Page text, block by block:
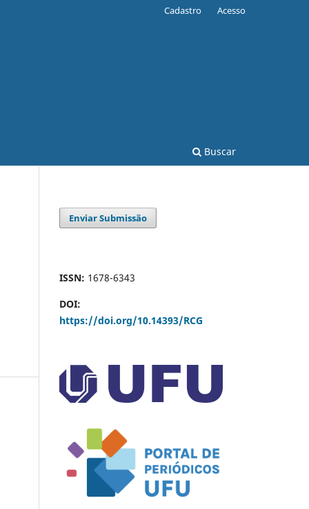
Buscar
Cadastro Acesso
Enviar Submissão
ISSN: 1678-6343
DOI:
https://doi.org/10.14393/RCG